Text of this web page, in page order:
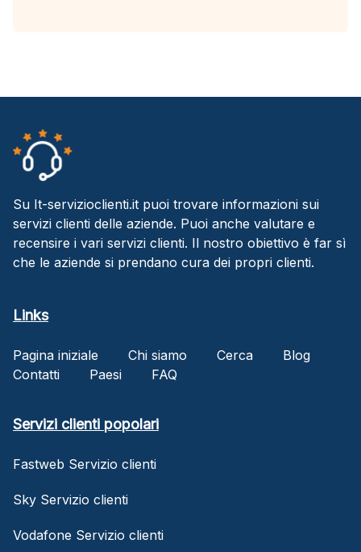
Su It-servizioclienti.it puoi trovare informazioni sui
servizi clienti delle aziende. Puoi anche valutare e
recensire i vari servizi clienti. Il nostro obiettivo è far sì
che le aziende si prendano cura dei propri clienti.
Links
Pagina iniziale Chi siamo Cerca
Blog
Contatti
Paesi FAQ
Servizi clienti popolari
Fastweb Servizio clienti
Sky Servizio clienti
Vodafone Servizio clienti